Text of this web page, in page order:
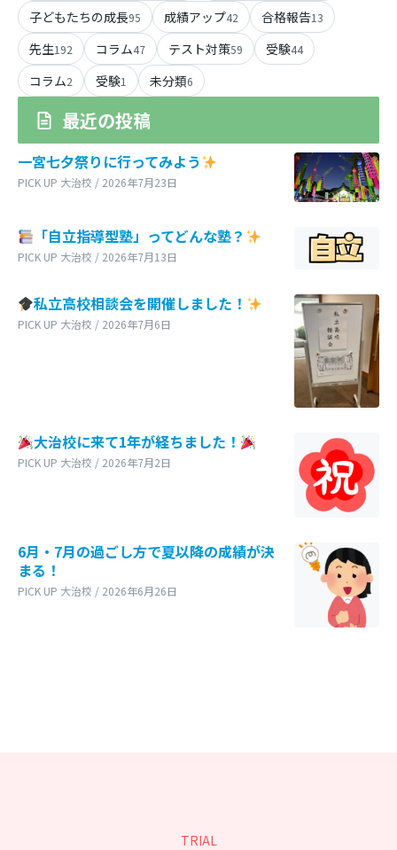
子どもたちの成長95 成績アップ42 合格報告13
先生192 コラム47 テスト対策59 受験44
コラム2 受験1 未分類6
最近の投稿
一宮七夕祭りに行ってみよう
PICK UP 大治校 / 2026年7月23日
「自立指導型塾」ってどんな塾？
PICK UP 大治校 / 2026年7月13日
私立高校相談会を開催しました！
PICK UP 大治校 / 2026年7月6日
大治校に来て1年が経ちました！
PICK UP 大治校 / 2026年7月2日
6月・7月の過ごし方で夏以降の成績が決
まる！
PICK UP 大治校 / 2026年6月26日
TRIAL